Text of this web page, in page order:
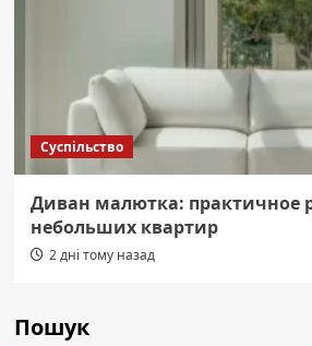
Суспільство
Диван малютка: практичное
небольших квартир
2 дні тому назад
Пошук